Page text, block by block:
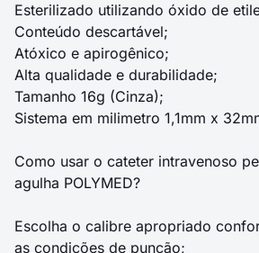
Esterilizado utilizando óxido de
Conteúdo descartável;
Atóxico e apirogênico;
Alta qualidade e durabilidade;
Tamanho 16g (Cinza);
Sistema em milimetro 1,1mm x
Como usar o cateter intravenoso
agulha POLYMED?
Escolha o calibre apropriado
as condições de punção;